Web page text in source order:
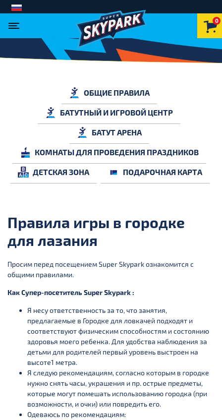
0
ОБЩИЕ ПРАВИЛА
БАТУТНЫЙ И ИГРОВОЙ ЦЕНТР
БАТУТ АРЕНА
КОМНАТЫ ДЛЯ ПРОВЕДЕНИЯ ПРАЗДНИКОВ
ДЕТСКАЯ ЗОНА ПОДАРОЧНАЯ КАРТА
Правила игры в городке
для лазания
Просим перед посещением Super Skypark ознакомится с
общими правилами.
Как Супер-посетитель Super Skypark :
Я несу ответственность за то, что занятия,
предлагаемые в Городке для ловкачей подходят и
соответствуют физическим способностям и состоянию
здоровья моего ребенка. Для удобства наблюдения за
детьми для родителей первый уровень выстроен на
высоте1 метра.
Я следую рекомендациям, согласно которым в городке
нужно снять часы, украшения и пр. острые предметы,
которые могут помешать использованию городка (при
возможности, и очки) или повредить его.
Одеваюсь по рекомендациям: